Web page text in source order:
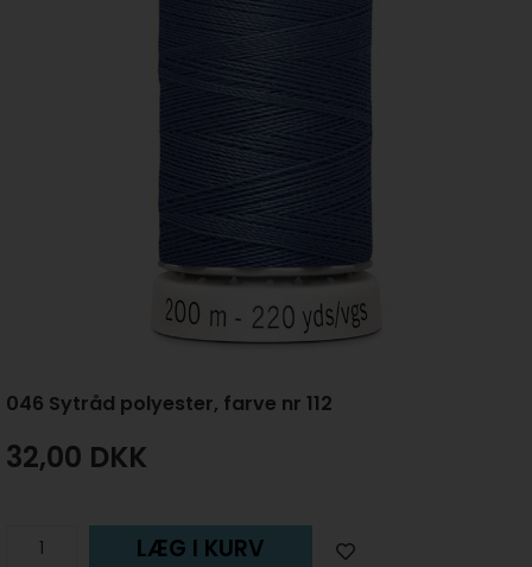
046 Sytråd polyester, farve nr 112
32,00 DKK
LÆG I KURV